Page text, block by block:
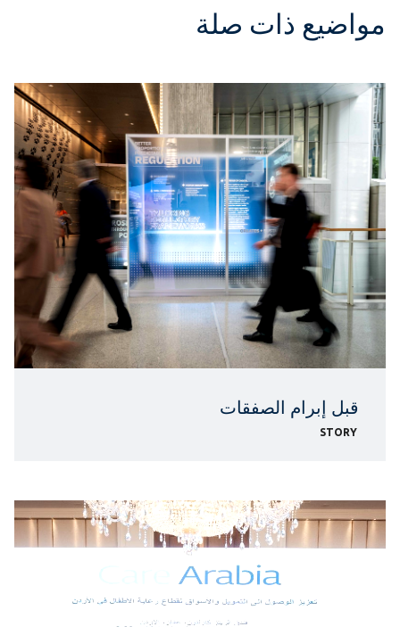
مواضيع ذات صلة
قبل إبرام الصفقات
STORY